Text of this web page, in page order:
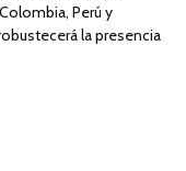
Perú y
la presencia